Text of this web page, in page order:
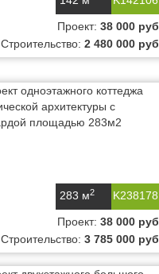
Проект: 38 000 руб
Строительство: 2 480 000 руб
K238178
283 м2
Проект: 38 000 руб
Строительство: 3 785 000 руб